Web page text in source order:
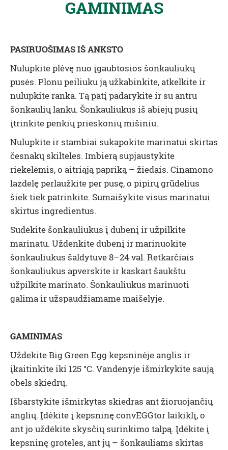
GAMINIMAS
PASIRUOŠIMAS IŠ ANKSTO
Nulupkite plėvę nuo įgaubtosios šonkauliukų
pusės. Plonu peiliuku ją užkabinkite, atkelkite ir
nulupkite ranka. Tą patį padarykite ir su antru
šonkaulių lanku. Šonkauliukus iš abiejų pusių
įtrinkite penkių prieskonių mišiniu.
Nulupkite ir stambiai sukapokite marinatui skirtas
česnakų skilteles. Imbierą supjaustykite
riekelėmis, o aitriąją papriką – žiedais. Cinamono
lazdelę perlaužkite per pusę, o pipirų grūdelius
šiek tiek patrinkite. Sumaišykite visus marinatui
skirtus ingredientus.
Sudėkite šonkauliukus į dubenį ir užpilkite
marinatu. Uždenkite dubenį ir marinuokite
šonkauliukus šaldytuve 8–24 val. Retkarčiais
šonkauliukus apverskite ir kaskart šaukštu
užpilkite marinato. Šonkauliukus marinuoti
galima ir užspaudžiamame maišelyje.
GAMINIMAS
Uždekite Big Green Egg kepsninėje anglis ir
įkaitinkite iki 125 °C. Vandenyje išmirkykite saują
obels skiedrų.
Išbarstykite išmirkytas skiedras ant žioruojančių
anglių. Įdėkite į kepsninę convEGGtor laikiklį, o
ant jo uždėkite skysčių surinkimo talpą. Įdėkite į
kepsninę groteles, ant jų – šonkauliams skirtas